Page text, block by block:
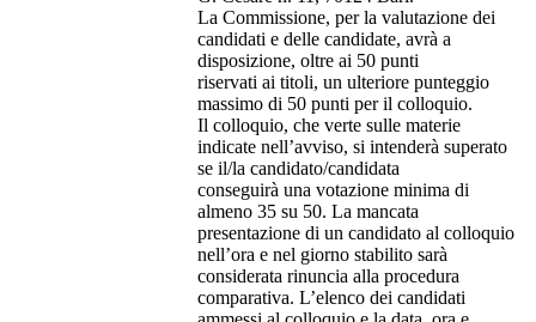
La Commissione, per la valutazione dei
candidati e delle candidate, avrà a
disposizione, oltre ai 50 punti
riservati ai titoli, un ulteriore punteggio
massimo di 50 punti per il colloquio.
Il colloquio, che verte sulle materie
indicate nell’avviso, si intenderà superato
se il/la candidato/candidata
conseguirà una votazione minima di
almeno 35 su 50. La mancata
presentazione di un candidato al colloquio
nell’ora e nel giorno stabilito sarà
considerata rinuncia alla procedura
comparativa. L’elenco dei candidati